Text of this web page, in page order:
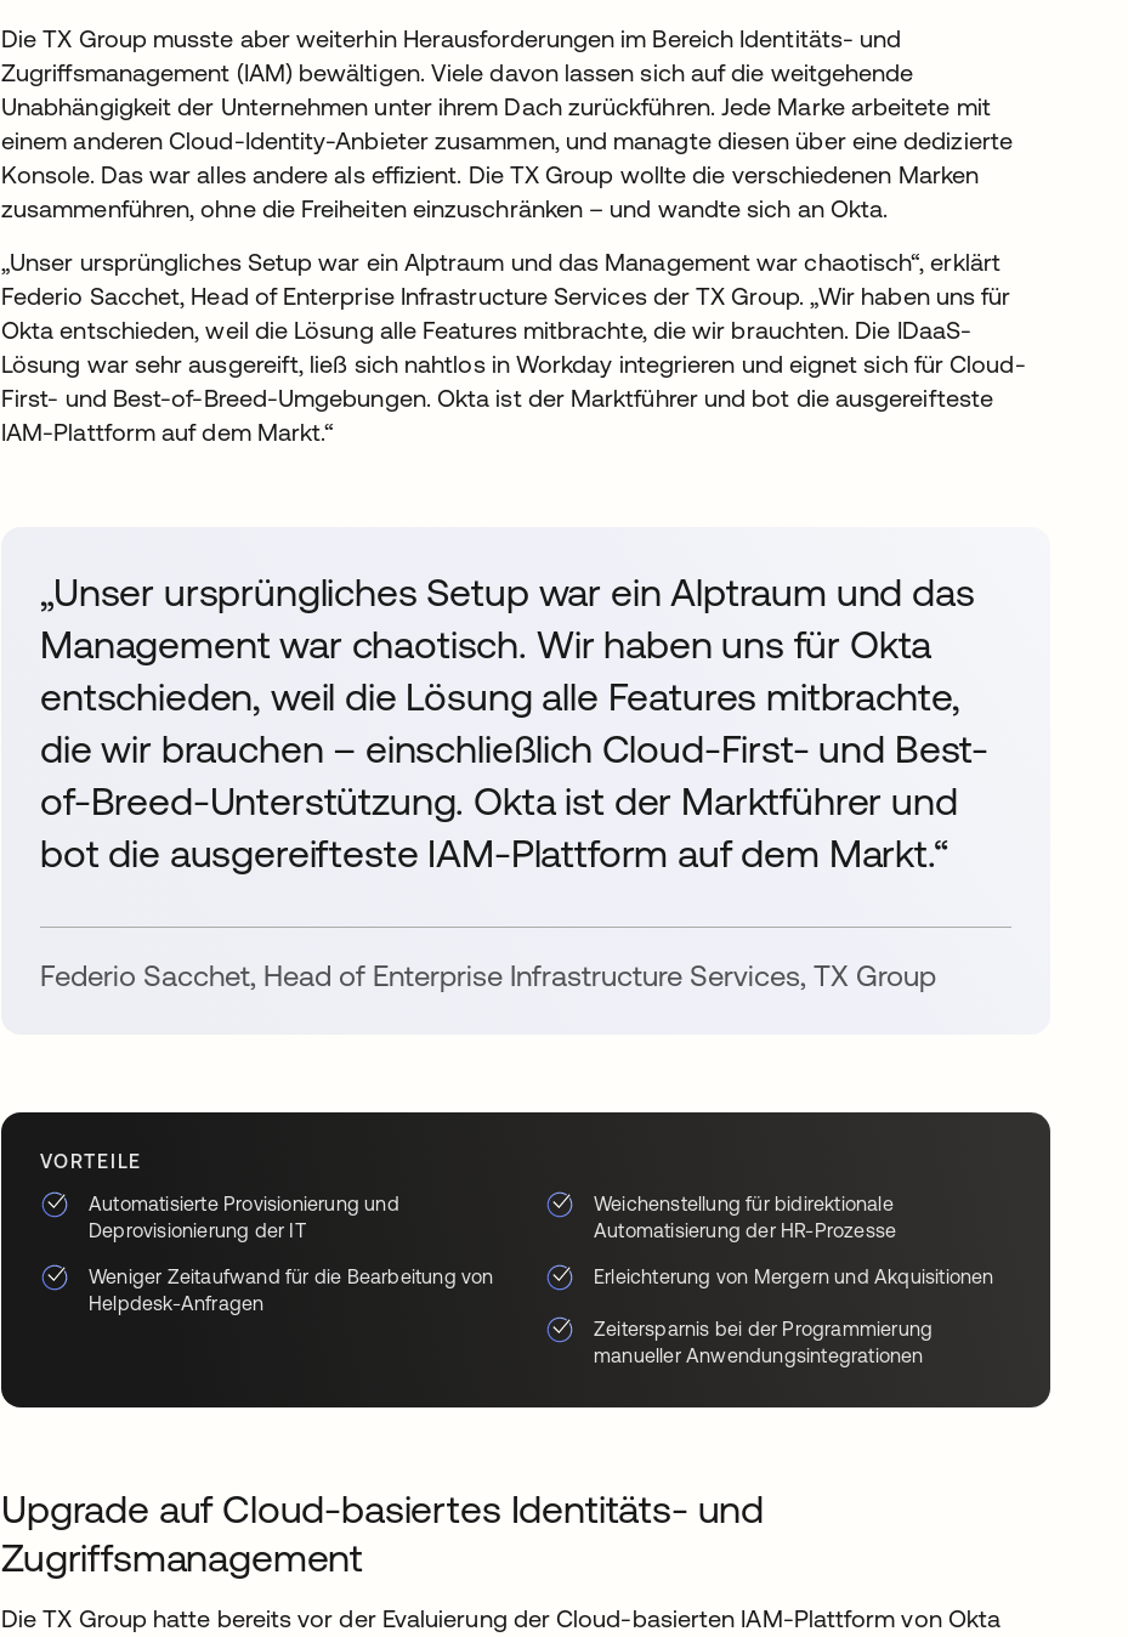
Die TX Group musste aber weiterhin Herausforderungen im Bereich Identitäts- und
Zugriffsmanagement (IAM) bewältigen. Viele davon lassen sich auf die weitgehende
Unabhängigkeit der Unternehmen unter ihrem Dach zurückführen. Jede Marke arbeitete mit
einem anderen Cloud-Identity-Anbieter zusammen, und managte diesen über eine dedizierte
Konsole. Das war alles andere als effizient. Die TX Group wollte die verschiedenen Marken
zusammenführen, ohne die Freiheiten einzuschränken – und wandte sich an Okta.
„Unser ursprüngliches Setup war ein Alptraum und das Management war chaotisch“, erklärt
Federio Sacchet, Head of Enterprise Infrastructure Services der TX Group. „Wir haben uns für
Okta entschieden, weil die Lösung alle Features mitbrachte, die wir brauchten. Die IDaaS-
Lösung war sehr ausgereift, ließ sich nahtlos in Workday integrieren und eignet sich für Cloud-
First- und Best-of-Breed-Umgebungen. Okta ist der Marktführer und bot die ausgereifteste
IAM-Plattform auf dem Markt.“
„Unser ursprüngliches Setup war ein Alptraum und das
Management war chaotisch. Wir haben uns für Okta
entschieden, weil die Lösung alle Features mitbrachte,
die wir brauchen – einschließlich Cloud-First- und Best-
of-Breed-Unterstützung. Okta ist der Marktführer und
bot die ausgereifteste IAM-Plattform auf dem Markt.“
Federio Sacchet, Head of Enterprise Infrastructure Services, TX Group
VORTEILE
Automatisierte Provisionierung und
Deprovisionierung der IT
Weniger Zeitaufwand für die Bearbeitung von
Helpdesk-Anfragen
Weichenstellung für bidirektionale
Automatisierung der HR-Prozesse
Erleichterung von Mergern und Akquisitionen
Zeitersparnis bei der Programmierung
manueller Anwendungsintegrationen
Upgrade auf Cloud-basiertes Identitäts- und
Zugriffsmanagement
Die TX Group hatte bereits vor der Evaluierung der Cloud-basierten IAM-Plattform von Okta